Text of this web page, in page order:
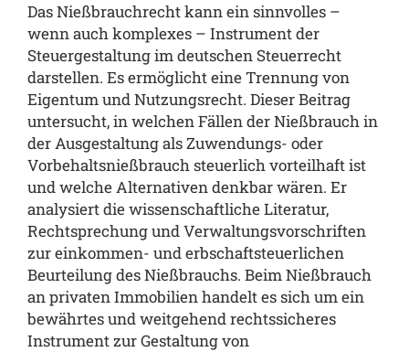
Das Nießbrauchrecht kann ein sinnvolles –
wenn auch komplexes – Instrument der
Steuergestaltung im deutschen Steuerrecht
darstellen. Es ermöglicht eine Trennung von
Eigentum und Nutzungsrecht. Dieser Beitrag
untersucht, in welchen Fällen der Nießbrauch in
der Ausgestaltung als Zuwendungs- oder
Vorbehaltsnießbrauch steuerlich vorteilhaft ist
und welche Alternativen denkbar wären. Er
analysiert die wissenschaftliche Literatur,
Rechtsprechung und Verwaltungsvorschriften
zur einkommen- und erbschaftsteuerlichen
Beurteilung des Nießbrauchs. Beim Nießbrauch
an privaten Immobilien handelt es sich um ein
bewährtes und weitgehend rechtssicheres
Instrument zur Gestaltung von